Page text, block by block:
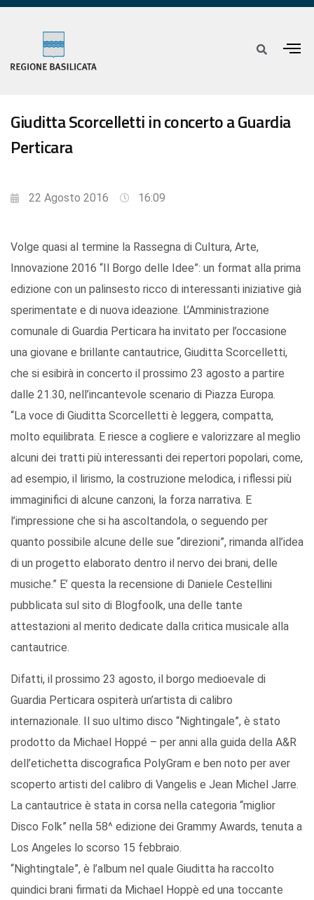
Giuditta Scorcelletti in concerto a Guardia
Perticara
22 Agosto 2016 16:09
Volge quasi al termine la Rassegna di Cultura, Arte,
Innovazione 2016 “Il Borgo delle Idee”: un format alla prima
edizione con un palinsesto ricco di interessanti iniziative già
sperimentate e di nuova ideazione. L’Amministrazione
comunale di Guardia Perticara ha invitato per l’occasione
una giovane e brillante cantautrice, Giuditta Scorcelletti,
che si esibirà in concerto il prossimo 23 agosto a partire
dalle 21.30, nell’incantevole scenario di Piazza Europa.
“La voce di Giuditta Scorcelletti è leggera, compatta,
molto equilibrata. E riesce a cogliere e valorizzare al meglio
alcuni dei tratti più interessanti dei repertori popolari, come,
ad esempio, il lirismo, la costruzione melodica, i riflessi più
immaginifici di alcune canzoni, la forza narrativa. E
l’impressione che si ha ascoltandola, o seguendo per
quanto possibile alcune delle sue “direzioni”, rimanda all’idea
di un progetto elaborato dentro il nervo dei brani, delle
musiche.” E’ questa la recensione di Daniele Cestellini
pubblicata sul sito di Blogfoolk, una delle tante
attestazioni al merito dedicate dalla critica musicale alla
cantautrice.
Difatti, il prossimo 23 agosto, il borgo medioevale di
Guardia Perticara ospiterà un’artista di calibro
internazionale. Il suo ultimo disco “Nightingale”, è stato
prodotto da Michael Hoppé – per anni alla guida della A&R
dell’etichetta discografica PolyGram e ben noto per aver
scoperto artisti del calibro di Vangelis e Jean Michel Jarre.
La cantautrice è stata in corsa nella categoria “miglior
Disco Folk” nella 58^ edizione dei Grammy Awards, tenuta a
Los Angeles lo scorso 15 febbraio.
“Nightingtale”, è l’album nel quale Giuditta ha raccolto
quindici brani firmati da Michael Hoppè ed una toccante